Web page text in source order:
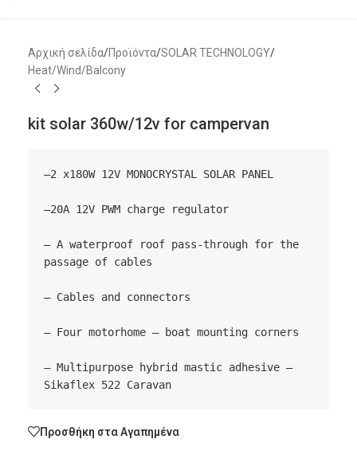
Αρχική σελίδα/Προϊόντα/SOLAR TECHNOLOGY/
Heat/Wind/Balcony
kit solar 360w/12v for campervan
–2 x180W 12V MONOCRYSTAL SOLAR PANEL
–20A 12V PWM charge regulator
– A waterproof roof pass-through for the
passage of cables
– Cables and connectors
– Four motorhome – boat mounting corners
– Multipurpose hybrid mastic adhesive –
Sikaflex 522 Caravan
Προσθήκη στα Αγαπημένα